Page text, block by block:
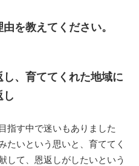
を教えてください。
、育ててくれた地域に
し
指す中で迷いもありました
たいという思いと、育ててく
して、恩返しがしたいという